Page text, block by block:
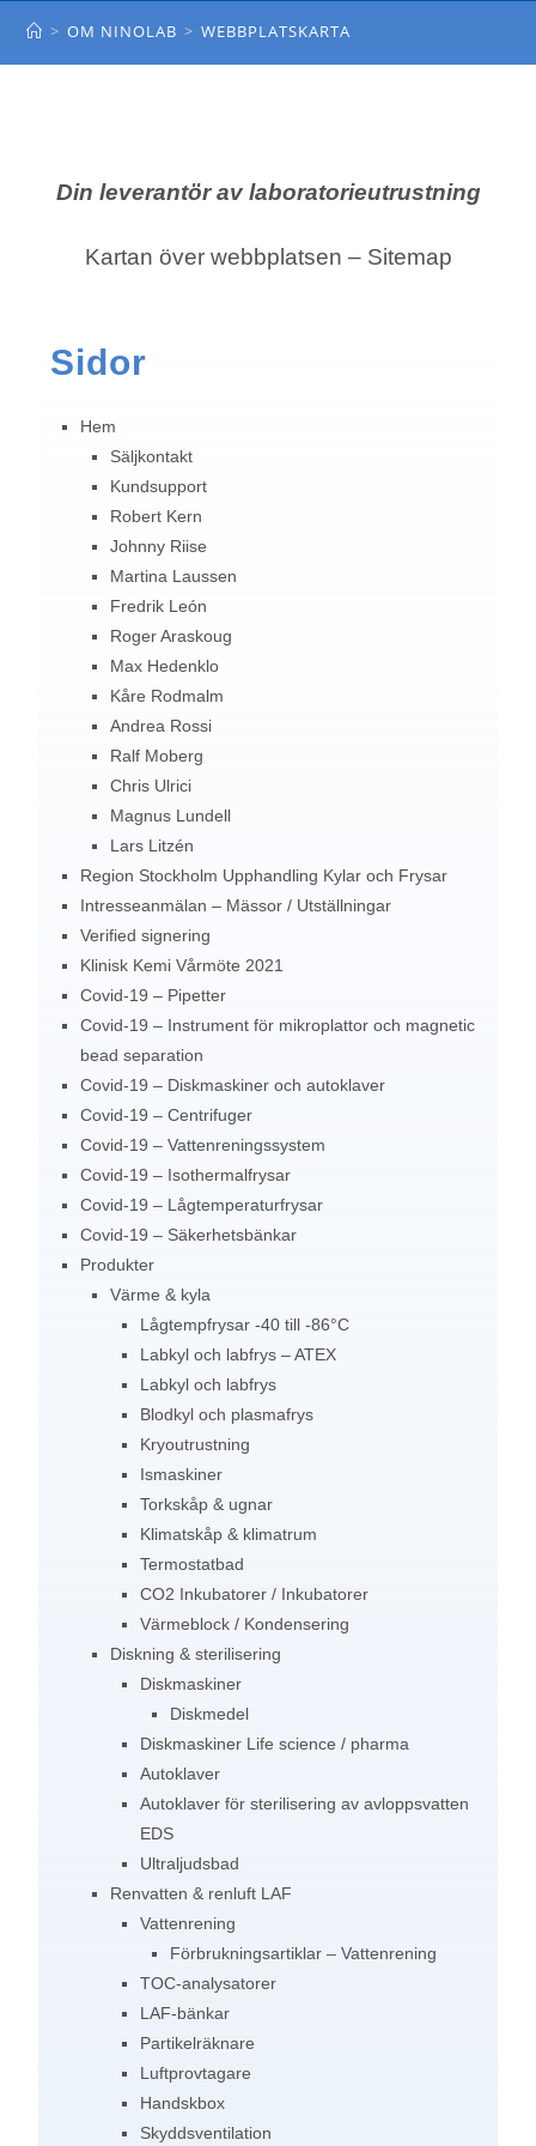
> OM NINOLAB > WEBBPLATSKARTA
Sidor
Hem
Säljkontakt
Kundsupport
Robert Kern
Johnny Riise
Martina Laussen
Fredrik León
Roger Araskoug
Max Hedenklo
Kåre Rodmalm
Andrea Rossi
Ralf Moberg
Chris Ulrici
Magnus Lundell
Lars Litzén
Region Stockholm Upphandling Kylar och Frysar
Intresseanmälan – Mässor / Utställningar
Verified signering
Klinisk Kemi Vårmöte 2021
Covid-19 – Pipetter
Covid-19 – Instrument för mikroplattor och magnetic
bead separation
Covid-19 – Diskmaskiner och autoklaver
Covid-19 – Centrifuger
Covid-19 – Vattenreningssystem
Covid-19 – Isothermalfrysar
Covid-19 – Lågtemperaturfrysar
Covid-19 – Säkerhetsbänkar
Produkter
Värme & kyla
Lågtempfrysar -40 till -86°C
Labkyl och labfrys – ATEX
Labkyl och labfrys
Blodkyl och plasmafrys
Kryoutrustning
Ismaskiner
Torkskåp & ugnar
Klimatskåp & klimatrum
Termostatbad
CO2 Inkubatorer / Inkubatorer
Värmeblock / Kondensering
Diskning & sterilisering
Diskmaskiner
Diskmedel
Diskmaskiner Life science / pharma
Autoklaver
Autoklaver för sterilisering av avloppsvatten
EDS
Ultraljudsbad
Renvatten & renluft LAF
Vattenrening
Förbrukningsartiklar – Vattenrening
TOC-analysatorer
LAF-bänkar
Partikelräknare
Luftprovtagare
Handskbox
Skyddsventilation
Din leverantör av laboratorieutrustning
Kartan över webbplatsen – Sitemap